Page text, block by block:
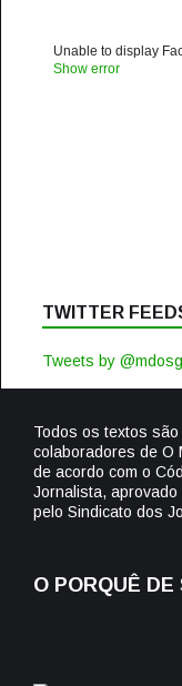
Unable to display
Show error
TWITTER
Tweets by
Todos os textos
colaboradores de O
de acordo com o
Jornalista,
pelo Sindicato dos
O PORQUÊ DE